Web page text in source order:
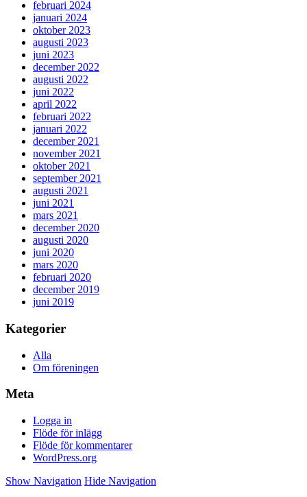
februari 2024
januari 2024
oktober 2023
augusti 2023
juni 2023
december 2022
augusti 2022
juni 2022
april 2022
februari 2022
januari 2022
december 2021
november 2021
oktober 2021
september 2021
augusti 2021
juni 2021
mars 2021
december 2020
augusti 2020
juni 2020
mars 2020
februari 2020
december 2019
juni 2019
Kategorier
Alla
Om föreningen
Meta
Logga in
Flöde för inlägg
Flöde för kommentarer
WordPress.org
Show Navigation Hide Navigation